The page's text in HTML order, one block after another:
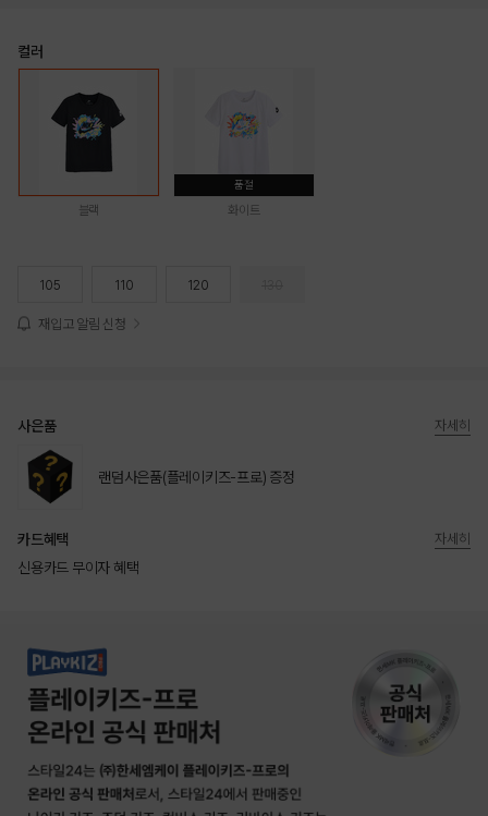
컬러
블랙
품절
화이트
105 110 120
재입고 알림 신청
사은품
랜덤사은품(플레이키즈-프로) 증정
자세히
카드혜택
신용카드 무이자 혜택
자세히